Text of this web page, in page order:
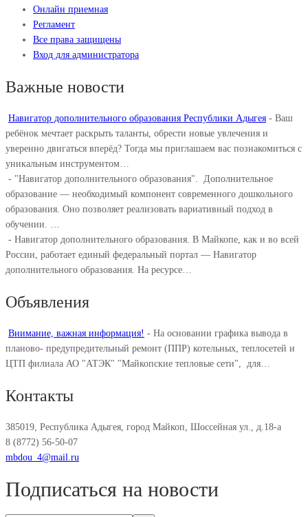
Онлайн приемная
Регламент
Все права защищены
Вход для администратора
Важные новости
Навигатор дополнительного образования Республики Адыгея - Ваш
ребёнок мечтает раскрыть таланты, обрести новые увлечения и
уверенно двигаться вперёд? Тогда мы приглашаем вас познакомиться с
уникальным инструментом…
- "Навигатор дополнительного образования". ⁣ Дополнительное
образование — необходимый компонент современного дошкольного
образования. Оно позволяет реализовать вариативный подход в
обучении. ⁣…
- Навигатор дополнительного образования. В Майкопе, как и во всей
России, работает единый федеральный портал — Навигатор
дополнительного образования. На ресурсе…
Объявления
Внимание, важная информация! - На основании графика вывода в
планово- предупредительный ремонт (ППР) котельных, теплосетей и
ЦТП филиала АО "АТЭК" "Майкопские тепловые сети", для…
Контакты
385019, Республика Адыгея, город Майкоп, Шоссейная ул., д.18-а
8 (8772) 56-50-07
mbdou_4@mail.ru
Подписаться на новости